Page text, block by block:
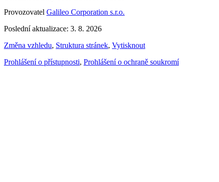
Provozovatel Galileo Corporation s.r.o.
Poslední aktualizace: 3. 8. 2026
Změna vzhledu, Struktura stránek, Vytisknout
Prohlášení o přístupnosti, Prohlášení o ochraně soukromí